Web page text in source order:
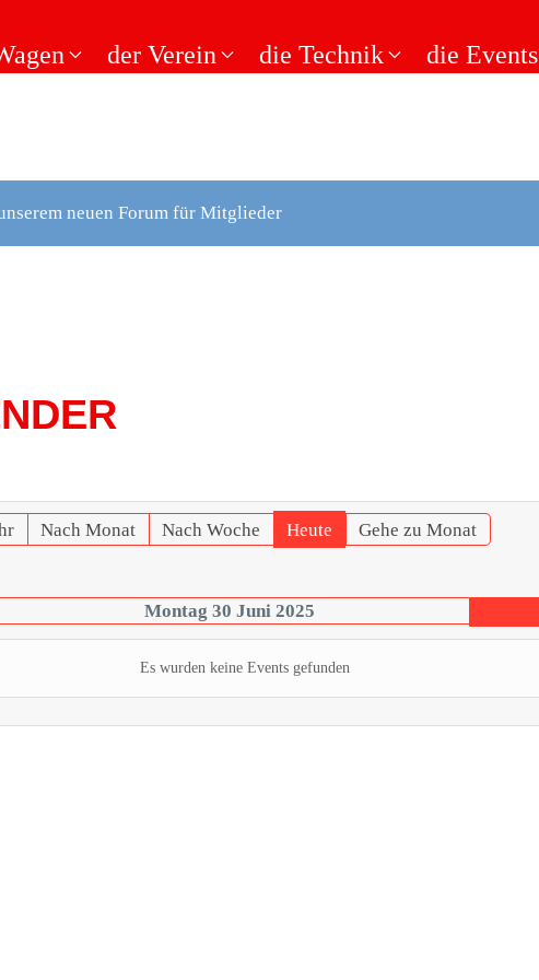
der Verein die Technik die Events
neuen Forum für Mitglieder
Nach Monat Nach Woche Heute Gehe zu Monat
Montag 30 Juni 2025
Es wurden keine Events gefunden